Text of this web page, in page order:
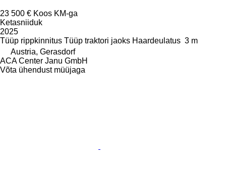
23 500 € Koos KM-ga
Ketasniiduk
2025
Tüüp rippkinnitus Tüüp traktori jaoks Haardeulatus 3 m
Austria, Gerasdorf
ACA Center Janu GmbH
Võta ühendust müüjaga